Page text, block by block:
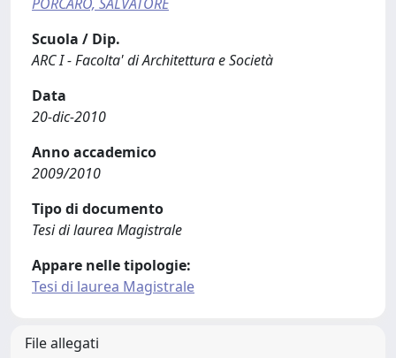
Scuola / Dip.
ARC I - Facolta' di Architettura e Società
Data
20-dic-2010
Anno accademico
2009/2010
Tipo di documento
Tesi di laurea Magistrale
Appare nelle tipologie:
Tesi di laurea Magistrale
File allegati